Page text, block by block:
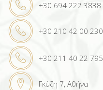
+30 694 222 3838
+30 210 42 00 230
+30 211 40 22 795
Γκύζη 7, Αθήνα